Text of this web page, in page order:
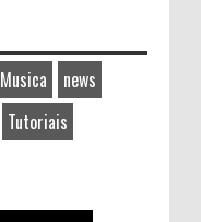
Musica
news
Tutoriais